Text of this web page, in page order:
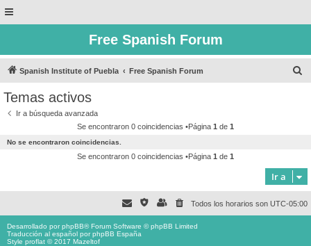
Free Spanish Forum
Spanish Institute of Puebla Free Spanish Forum
Temas activos
Ir a búsqueda avanzada
Se encontraron 0 coincidencias •Página 1 de 1
No se encontraron coincidencias.
Se encontraron 0 coincidencias •Página 1 de 1
Ir a
Todos los horarios son UTC-05:00
Desarrollado porphpBB® Forum Software © phpBB Limited
Traducción al español porphpBB España
Style proflat © 2017 Mazeltof